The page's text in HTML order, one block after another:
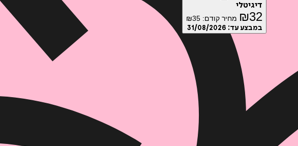
דיגיטלי
₪32 מחיר קודם: ₪35
במבצע עד: 31/08/2026